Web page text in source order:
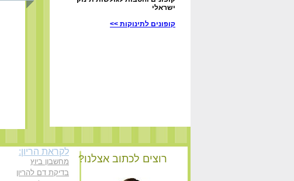
ישראלי
קופונים לתינוקות >>
רוצים לכתוב אצלנו?
לקראת הריון:
מחשבון ביוץ
בדיקת דם להריון